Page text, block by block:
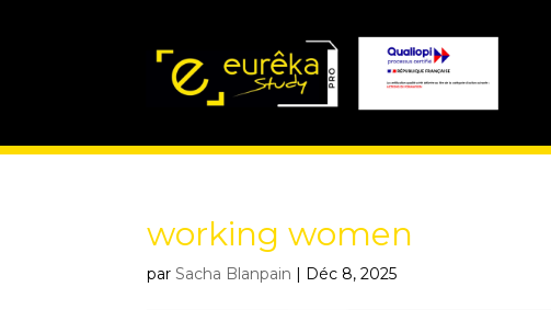
working women
parSacha Blanpain | Déc 8, 2025